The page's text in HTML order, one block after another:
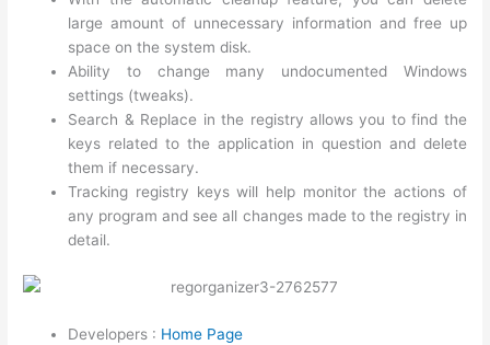
large amount of unnecessary information and free up
space on the system disk.
Ability to change many undocumented Windows
settings (tweaks).
Search & Replace in the registry allows you to find the
keys related to the application in question and delete
them if necessary.
Tracking registry keys will help monitor the actions of
any program and see all changes made to the registry in
detail.
Developers : Home Page